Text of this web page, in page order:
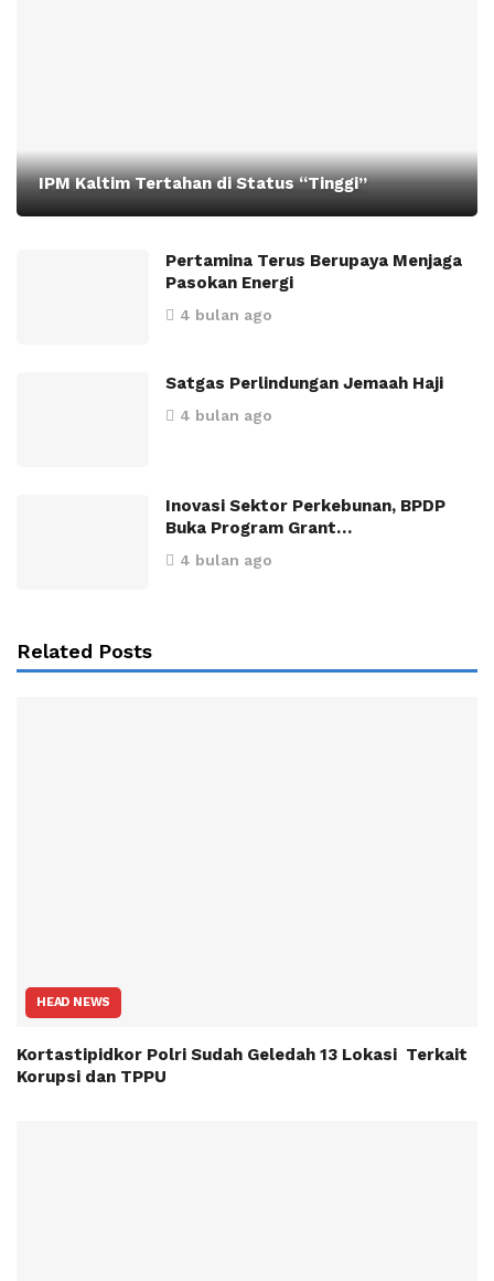
IPM Kaltim Tertahan di Status “Tinggi”
Pertamina Terus Berupaya Menjaga
Pasokan Energi
4 bulan ago
Satgas Perlindungan Jemaah Haji
4 bulan ago
Inovasi Sektor Perkebunan, BPDP
Buka Program Grant…
4 bulan ago
Related Posts
HEAD NEWS
Kortastipidkor Polri Sudah Geledah 13 Lokasi Terkait
Korupsi dan TPPU